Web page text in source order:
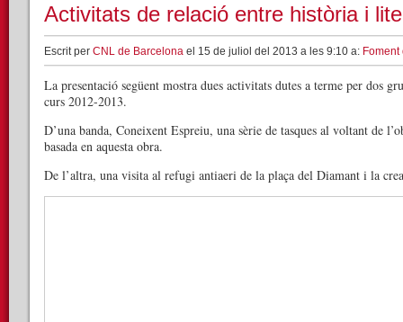
Activitats de relació entre història i
Escrit per CNL de Barcelona el 15 de juliol del 2013 a les 9:10 a:
La presentació següent mostra dues activitats dutes a terme per dos
curs 2012-2013.
D’una banda, Coneixent Espreiu, una sèrie de tasques al voltant de
basada en aquesta obra.
De l’altra, una visita al refugi antiaeri de la plaça del Diamant i la